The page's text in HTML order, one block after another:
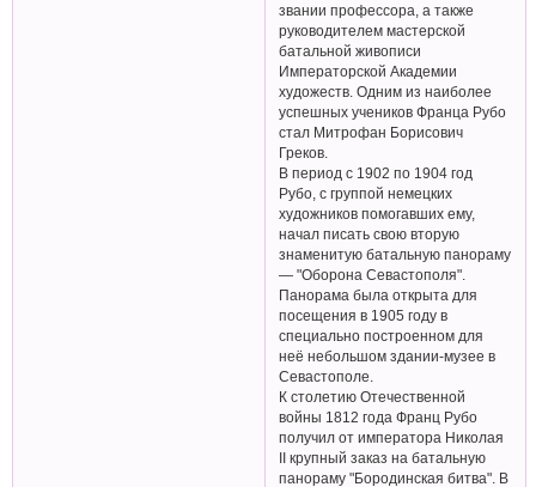
звании профессора, а также
руководителем мастерской
батальной живописи
Императорской Академии
художеств. Одним из наиболее
успешных учеников Франца Рубо
стал Митрофан Борисович
Греков.
В период с 1902 по 1904 год
Рубо, с группой немецких
художников помогавших ему,
начал писать свою вторую
знаменитую батальную панораму
— "Оборона Севастополя".
Панорама была открыта для
посещения в 1905 году в
специально построенном для
неё небольшом здании-музее в
Севастополе.
К столетию Отечественной
войны 1812 года Франц Рубо
получил от императора Николая
II крупный заказ на батальную
панораму "Бородинская битва". В